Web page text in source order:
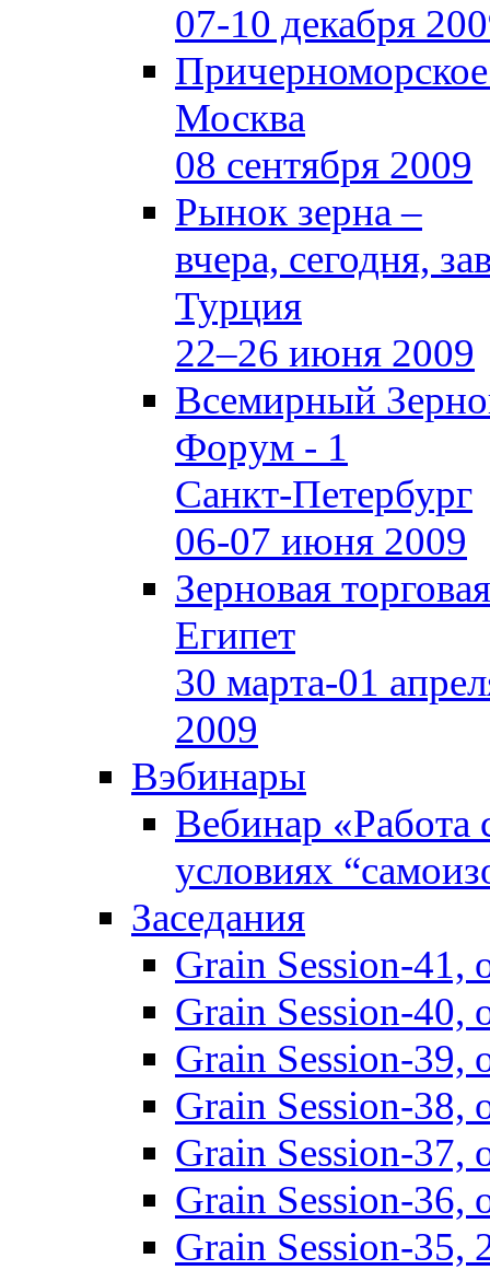
07-10 декабря
Москва
08 сентября 2009
Рынок зерна –
вчера, сегодня,
Турция
22–26 июня 2009
Всемирный
Форум - 1
Санкт-Петербург
06-07 июня 2009
Зерновая
Египет
30 марта-01
2009
Вэбинары
Вебинар «Работа
условиях
Заседания
Grain Session-41,
Grain Session-40,
Grain Session-39,
Grain Session-38,
Grain Session-37,
Grain Session-36,
Grain Session-35,